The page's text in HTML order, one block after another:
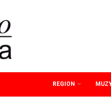
REGION